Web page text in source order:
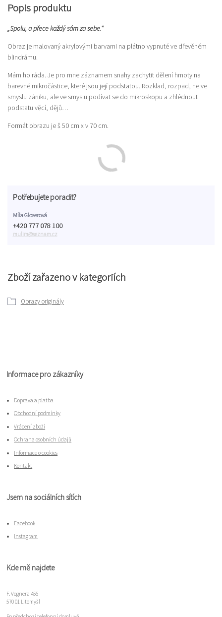
Popis produktu
„Spolu, a přece každý sám za sebe.“
Obraz je malovaný akrylovými barvami na plátno vypnuté ve dřevěném
blindrámu.
Mám ho ráda. Je pro mne záznamem snahy zachytit dělení hmoty na
barevné mikročástice, které jsou její podstatou. Rozklad, rozpad, ne ve
smyslu zániku, ale ve smyslu podívat se do mikroskopu a zhlédnout
podstatu věcí, dějů…
Formát obrazu je š 50 cm x v 70 cm.
Zboží zařazeno v kategoriích
Obrazy originály
Potřebujete poradit?
Míla Gloserová
+420 777 078 100
mulim@seznam.cz
Informace pro zákazníky
Doprava a platba
Obchodní podmínky
Vrácení zboží
Ochrana osobních údajů
Informace o cookies
Kontakt
Jsem na sociálních sítích
Facebook
Instagram
Kde mě najdete
F. Vognera 456
570 01 Litomyšl